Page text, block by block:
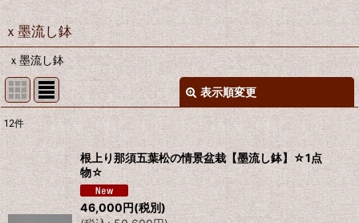
ｘ墨流し鉢
ｘ墨流し鉢
表示順変更
表示数
並び順 :
12件
根上り那須五葉松の情景盆栽【墨流し鉢】☆1点
物☆
46,000円(税別)